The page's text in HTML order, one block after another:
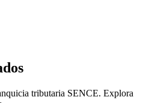
tributaria SENCE. Explora